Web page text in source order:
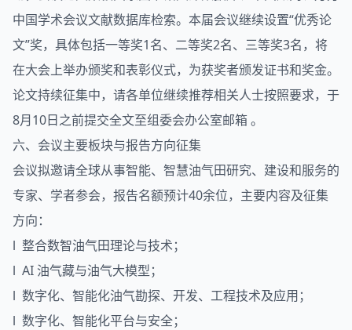
中国学术会议文献数据库检索。本届会议继续设置“优秀论
文”奖，具体包括一等奖1名、二等奖2名、三等奖3名，将
在大会上举办颁奖和表彰仪式，为获奖者颁发证书和奖金。
论文持续征集中，请各单位继续推荐相关人士按照要求，于
8月10日之前提交全文至组委会办公室邮箱 。
六、会议主要板块与报告方向征集
会议拟邀请全球从事智能、智慧油气田研究、建设和服务的
专家、学者参会，报告名额预计40余位，主要内容及征集
方向：
l 整合数智油气田理论与技术；
l AI 油气藏与油气大模型；
l 数字化、智能化油气勘探、开发、工程技术及应用；
l 数字化、智能化平台与安全；